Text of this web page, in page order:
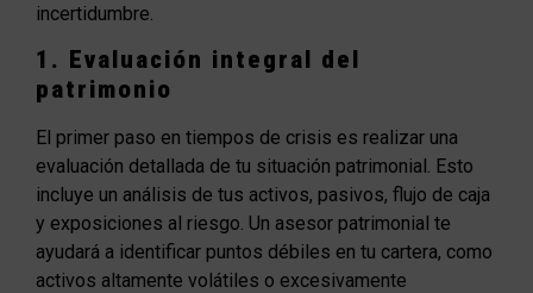
incertidumbre.
1. Evaluación integral del
patrimonio
El primer paso en tiempos de crisis es realizar una
evaluación detallada de tu situación patrimonial. Esto
incluye un análisis de tus activos, pasivos, flujo de caja
y exposiciones al riesgo. Un asesor patrimonial te
ayudará a identificar puntos débiles en tu cartera, como
activos altamente volátiles o excesivamente